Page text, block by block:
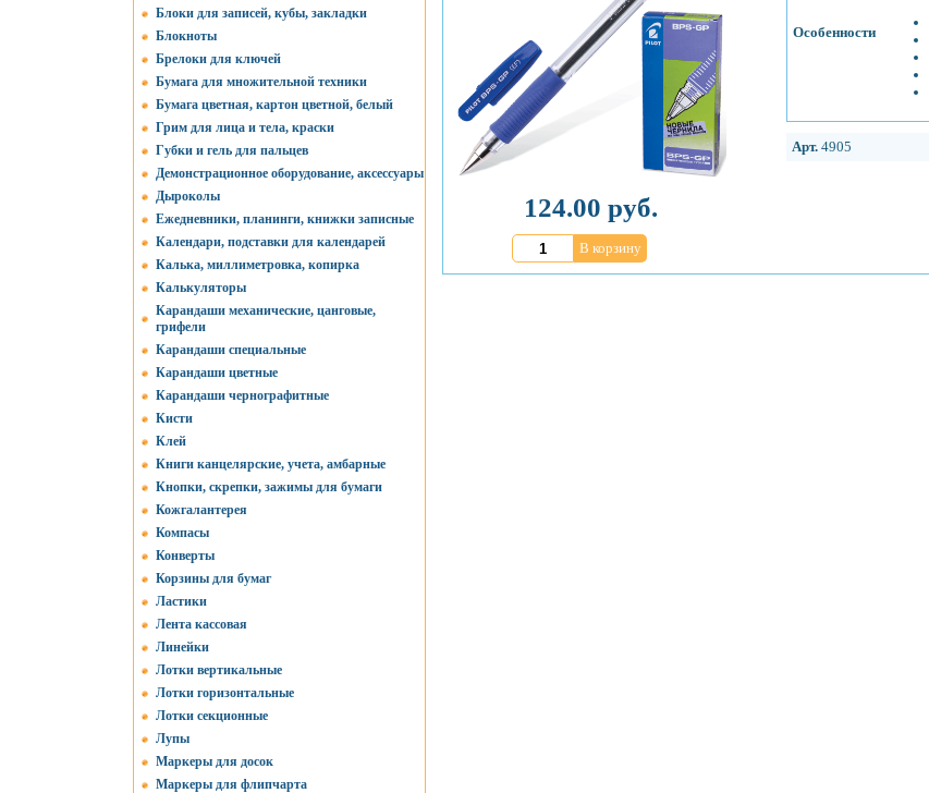
Блоки для записей, кубы, закладки
Блокноты
Брелоки для ключей
Бумага для множительной техники
Бумага цветная, картон цветной, белый
Грим для лица и тела, краски
Губки и гель для пальцев
Демонстрационное оборудование, аксессуары
Дыроколы
Ежедневники, планинги, книжки записные
Календари, подставки для календарей
Калька, миллиметровка, копирка
Калькуляторы
Карандаши механические, цанговые,
грифели
Карандаши специальные
Карандаши цветные
Карандаши чернографитные
Кисти
Клей
Книги канцелярские, учета, амбарные
Кнопки, скрепки, зажимы для бумаги
Кожгалантерея
Компасы
Конверты
Корзины для бумаг
Ластики
Лента кассовая
Линейки
Лотки вертикальные
Лотки горизонтальные
Лотки секционные
Лупы
Маркеры для досок
Маркеры для флипчарта
Особенности
Арт. 4905
124.00 руб.
В корзину